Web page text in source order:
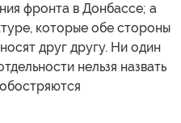
фронта в Донбассе; а
которые обе стороны
друг другу. Ни один
нельзя назвать